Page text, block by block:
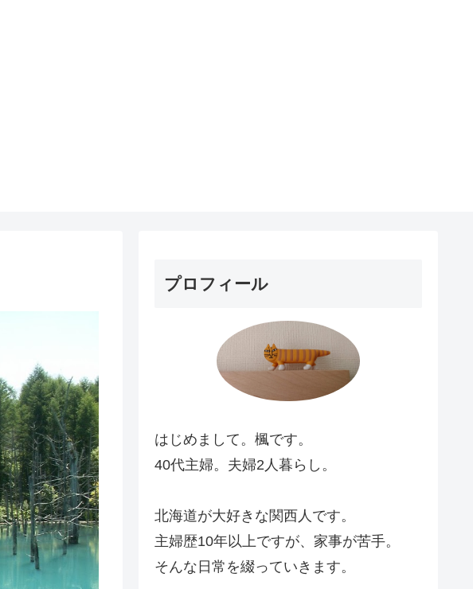
プロフィール
はじめまして。楓です。
40代主婦。夫婦2人暮らし。
北海道が大好きな関西人です。
主婦歴10年以上ですが、家事が苦手。
そんな日常を綴っていきます。